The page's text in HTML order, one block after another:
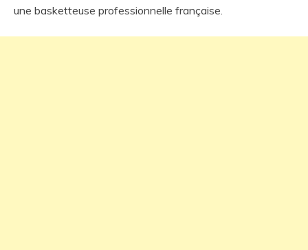
une basketteuse professionnelle française.